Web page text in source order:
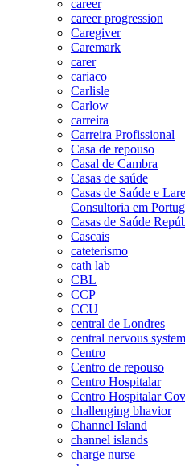
career
career progression
Caregiver
Caremark
carer
cariaco
Carlisle
Carlow
carreira
Carreira Profissional
Casa de repouso
Casal de Cambra
Casas de saúde
Casas de Saúde e
Consultoria em
Casas de Saúde
Cascais
cateterismo
cath lab
CBL
CCP
CCU
central de Londres
central nervous system
Centro
Centro de repouso
Centro Hospitalar
Centro Hospitalar
challenging bhavior
Channel Island
channel islands
charge nurse